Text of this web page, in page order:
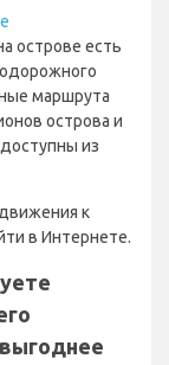
острове есть
маршрута
острова и
из
к
в Интернете.